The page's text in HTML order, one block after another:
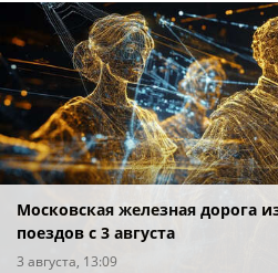
Московская железная дорога
поездов с 3 августа
3 августа, 13:09